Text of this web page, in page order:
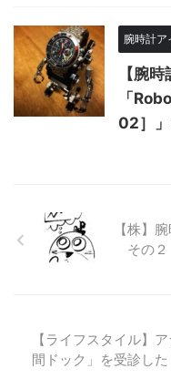
腕時計ア
【腕
「
02］」
【株】
その２
【ライフスタイル】
間ドック」を受診した